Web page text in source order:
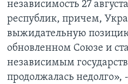
независимость 27
республик, причем,
выжидательную
обновленном Союзе и
независимым
продолжалась недолго»,